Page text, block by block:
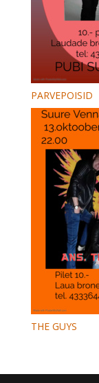
PARVEPOISID
THE GUYS